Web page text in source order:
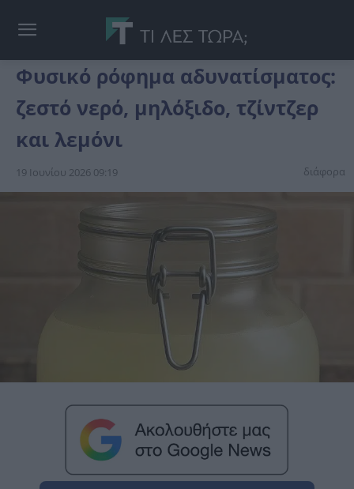
Φυσικό ρόφημα αδυνατίσματος:
ζεστό νερό, μηλόξιδο, τζίντζερ
και λεμόνι
19 Ιουνίου 2026 09:19 διάφορα